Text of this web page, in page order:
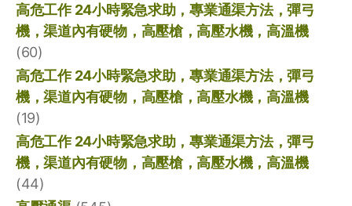
高危工作 24小時緊急求助，專業通渠方法，彈弓
機，渠道內有硬物，高壓槍，高壓水機，高溫機
(60)
高危工作 24小時緊急求助，專業通渠方法，彈弓
機，渠道內有硬物，高壓槍，高壓水機，高溫機
(19)
高危工作 24小時緊急求助，專業通渠方法，彈弓
機，渠道內有硬物，高壓槍，高壓水機，高溫機
(44)